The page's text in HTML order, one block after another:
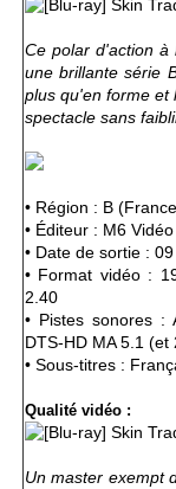
Ce polar d'action à
une brillante série
plus qu'en forme et
spectacle sans
• Région : B
• Éditeur : M6 Vidéo
• Date de sortie :
• Format vidéo :
2.40
• Pistes sonores :
DTS-HD MA 5.1 (et
• Sous-titres :
Qualité vidéo :
Un master exempt